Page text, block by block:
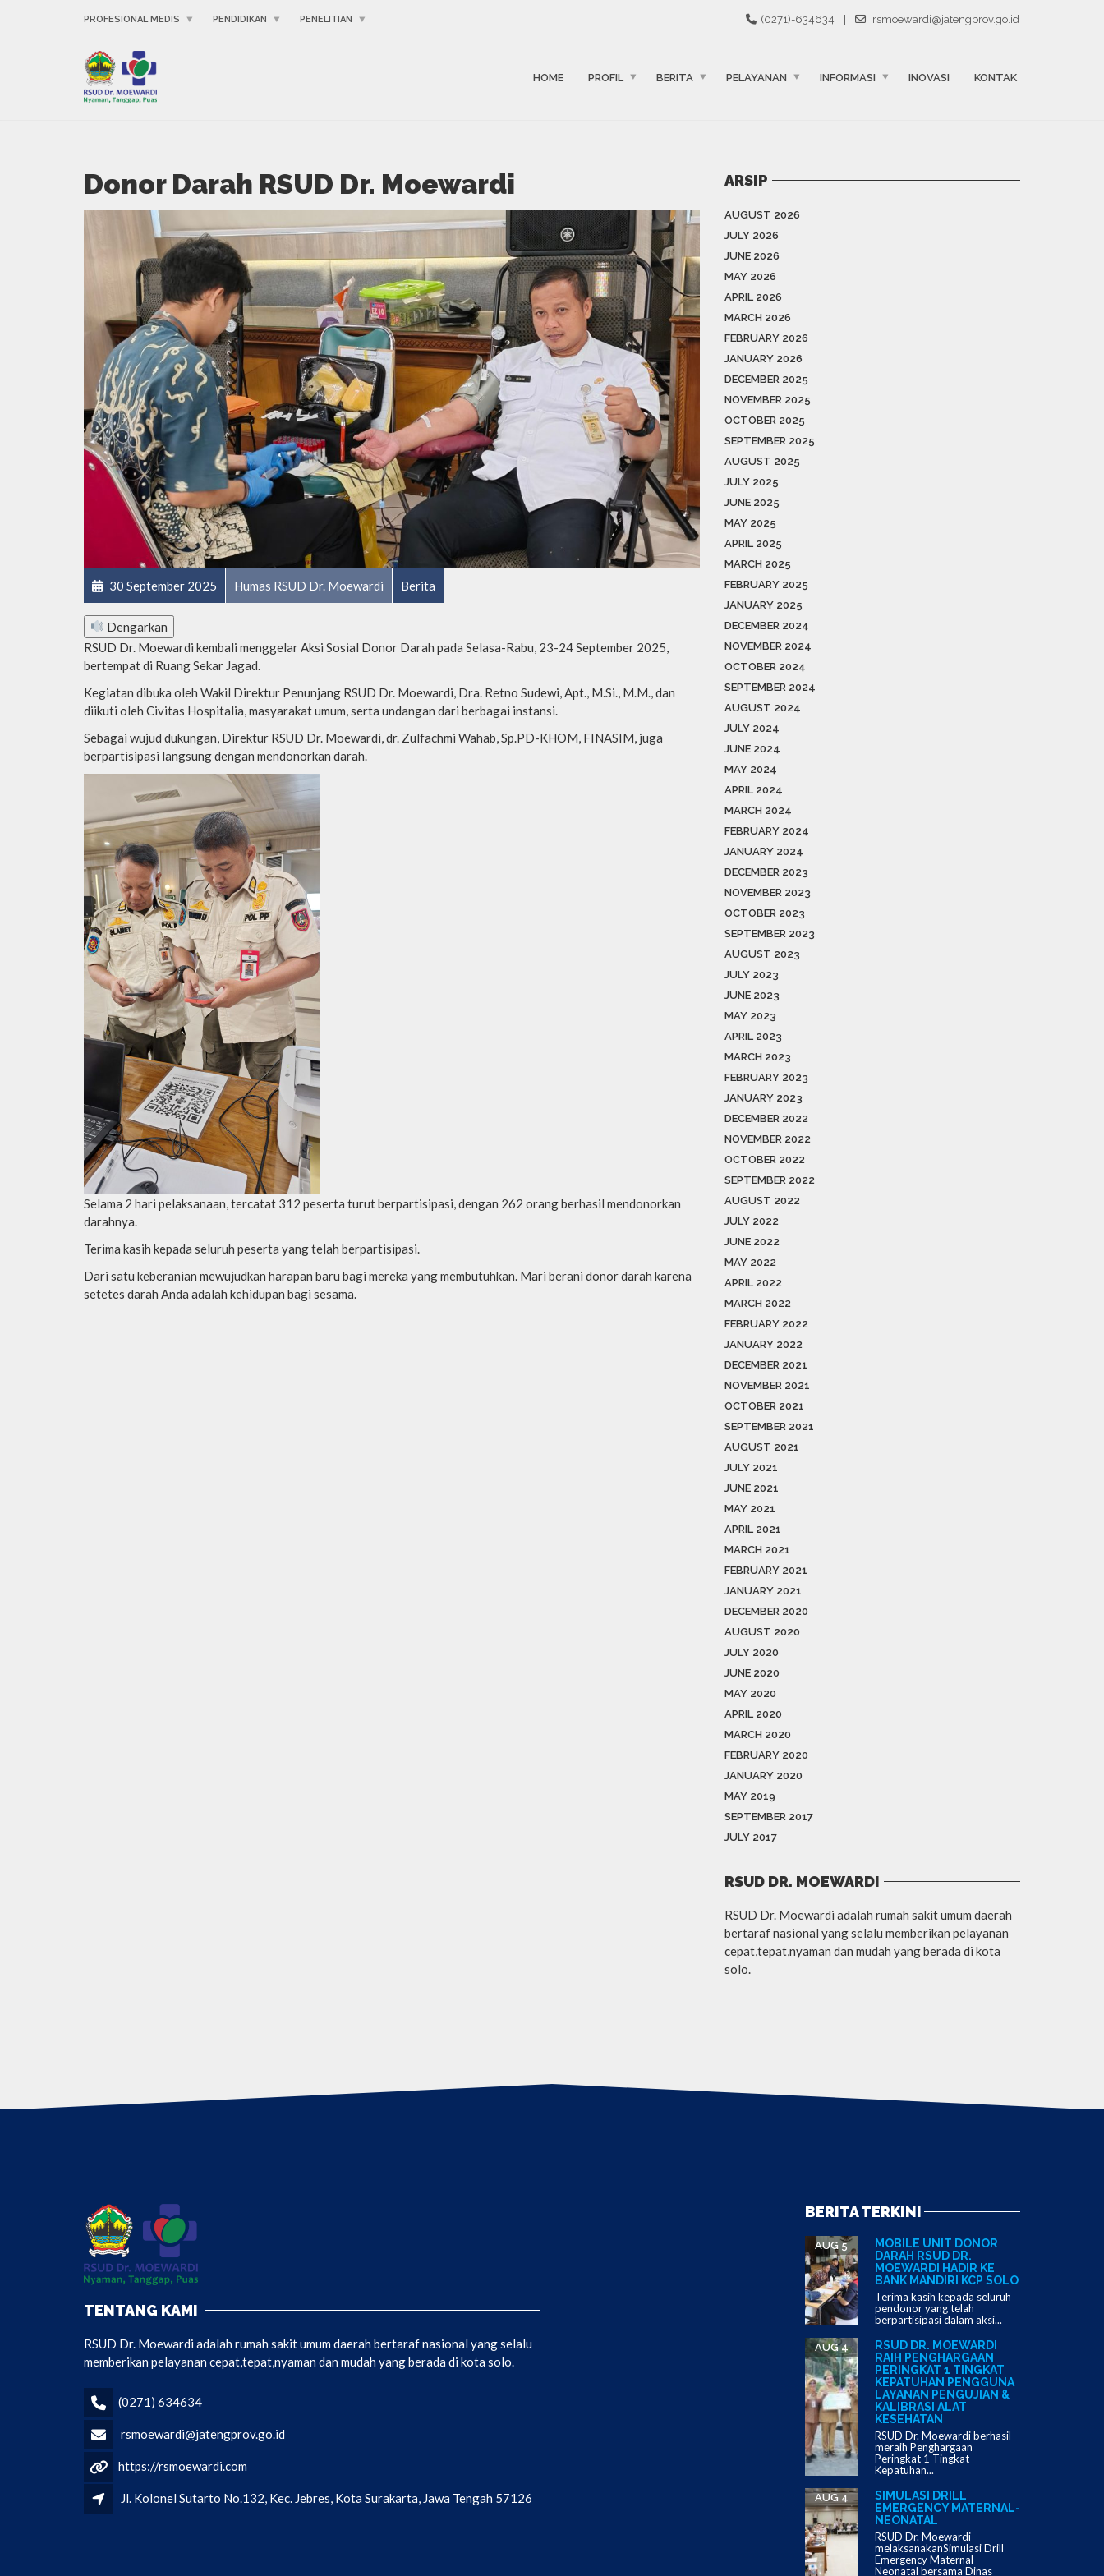
PROFESIONAL MEDIS PENDIDIKAN PENELITIAN (0271)-634634 rsmoewardi@jatengprov.go.id
HOME PROFIL BERITA PELAYANAN INFORMASI INOVASI KONTAK
Donor Darah RSUD Dr. Moewardi
30 September 2025 Humas RSUD Dr. Moewardi Berita
Dengarkan
RSUD Dr. Moewardi kembali menggelar Aksi Sosial Donor Darah pada Selasa-Rabu, 23-24 September 2025,
bertempat di Ruang Sekar Jagad.
Kegiatan dibuka oleh Wakil Direktur Penunjang RSUD Dr. Moewardi, Dra. Retno Sudewi, Apt., M.Si., M.M., dan
diikuti oleh Civitas Hospitalia, masyarakat umum, serta undangan dari berbagai instansi.
Sebagai wujud dukungan, Direktur RSUD Dr. Moewardi, dr. Zulfachmi Wahab, Sp.PD-KHOM, FINASIM, juga
berpartisipasi langsung dengan mendonorkan darah.
Selama 2 hari pelaksanaan, tercatat 312 peserta turut berpartisipasi, dengan 262 orang berhasil mendonorkan
darahnya.
Terima kasih kepada seluruh peserta yang telah berpartisipasi.
Dari satu keberanian mewujudkan harapan baru bagi mereka yang membutuhkan. Mari berani donor darah karena
setetes darah Anda adalah kehidupan bagi sesama.
ARSIP
AUGUST 2026
JULY 2026
JUNE 2026
MAY 2026
APRIL 2026
MARCH 2026
FEBRUARY 2026
JANUARY 2026
DECEMBER 2025
NOVEMBER 2025
OCTOBER 2025
SEPTEMBER 2025
AUGUST 2025
JULY 2025
JUNE 2025
MAY 2025
APRIL 2025
MARCH 2025
FEBRUARY 2025
JANUARY 2025
DECEMBER 2024
NOVEMBER 2024
OCTOBER 2024
SEPTEMBER 2024
AUGUST 2024
JULY 2024
JUNE 2024
MAY 2024
APRIL 2024
MARCH 2024
FEBRUARY 2024
JANUARY 2024
DECEMBER 2023
NOVEMBER 2023
OCTOBER 2023
SEPTEMBER 2023
AUGUST 2023
JULY 2023
JUNE 2023
MAY 2023
APRIL 2023
MARCH 2023
FEBRUARY 2023
JANUARY 2023
DECEMBER 2022
NOVEMBER 2022
OCTOBER 2022
SEPTEMBER 2022
AUGUST 2022
JULY 2022
JUNE 2022
MAY 2022
APRIL 2022
MARCH 2022
FEBRUARY 2022
JANUARY 2022
DECEMBER 2021
NOVEMBER 2021
OCTOBER 2021
SEPTEMBER 2021
AUGUST 2021
JULY 2021
JUNE 2021
MAY 2021
APRIL 2021
MARCH 2021
FEBRUARY 2021
JANUARY 2021
DECEMBER 2020
AUGUST 2020
JULY 2020
JUNE 2020
MAY 2020
APRIL 2020
MARCH 2020
FEBRUARY 2020
JANUARY 2020
MAY 2019
SEPTEMBER 2017
JULY 2017
RSUD DR. MOEWARDI
RSUD Dr. Moewardi adalah rumah sakit umum daerah
bertaraf nasional yang selalu memberikan pelayanan
cepat,tepat,nyaman dan mudah yang berada di kota
solo.
TENTANG KAMI
RSUD Dr. Moewardi adalah rumah sakit umum daerah bertaraf nasional yang selalu
memberikan pelayanan cepat,tepat,nyaman dan mudah yang berada di kota solo.
(0271) 634634
rsmoewardi@jatengprov.go.id
https://rsmoewardi.com
Jl. Kolonel Sutarto No.132, Kec. Jebres, Kota Surakarta, Jawa Tengah 57126
BERITA TERKINI
MOBILE UNIT DONOR
DARAH RSUD DR.
MOEWARDI HADIR KE
BANK MANDIRI KCP SOLO
AUG 5
Terima kasih kepada seluruh
pendonor yang telah
berpartisipasi dalam aksi...
RSUD DR. MOEWARDI
RAIH PENGHARGAAN
PERINGKAT 1 TINGKAT
KEPATUHAN PENGGUNA
LAYANAN PENGUJIAN &
KALIBRASI ALAT
KESEHATAN
AUG 4
RSUD Dr. Moewardi berhasil
meraih Penghargaan
Peringkat 1 Tingkat
Kepatuhan...
SIMULASI DRILL
EMERGENCY MATERNAL-
NEONATAL
AUG 4
RSUD Dr. Moewardi
melaksanakanSimulasi Drill
Emergency Maternal-
Neonatal bersama Dinas